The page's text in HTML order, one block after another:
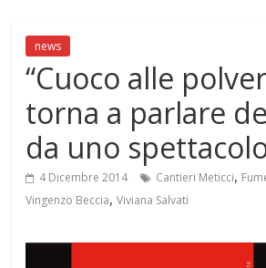
news
“Cuoco alle
torna a parlare
da uno
4 Dicembre 2014 Cantieri Meticci,
Vingenzo Beccia,Viviana Salvati